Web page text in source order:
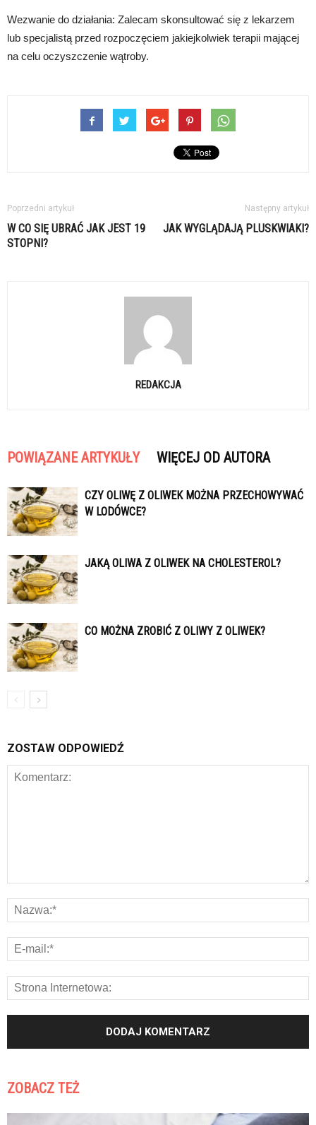
Wezwanie do działania: Zalecam skonsultować się z lekarzem
lub specjalistą przed rozpoczęciem jakiejkolwiek terapii mającej
na celu oczyszczenie wątroby.
Poprzedni artykuł
W CO SIĘ UBRAĆ JAK JEST 19
STOPNI?
Następny artykuł
JAK WYGLĄDAJĄ PLUSKWIAKI?
REDAKCJA
POWIĄZANE ARTYKUŁY WIĘCEJ OD AUTORA
CZY OLIWĘ Z OLIWEK MOŻNA PRZECHOWYWAĆ
W LODÓWCE?
JAKĄ OLIWA Z OLIWEK NA CHOLESTEROL?
CO MOŻNA ZROBIĆ Z OLIWY Z OLIWEK?
ZOSTAW ODPOWIEDŹ
ZOBACZ TEŻ